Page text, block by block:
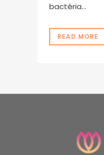
bactéria...
READ MORE